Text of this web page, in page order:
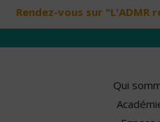
Rendez-vous sur "L'ADMR
Qui